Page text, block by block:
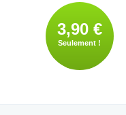
3,90 €
Seulement !